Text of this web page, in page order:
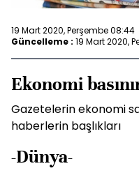
19 Mart 2020, Perşembe 08:44
Güncelleme : 19 Mart 2020,
Ekonomi
Gazetelerin ekonomi
haberlerin başlıkları
-Dünya-